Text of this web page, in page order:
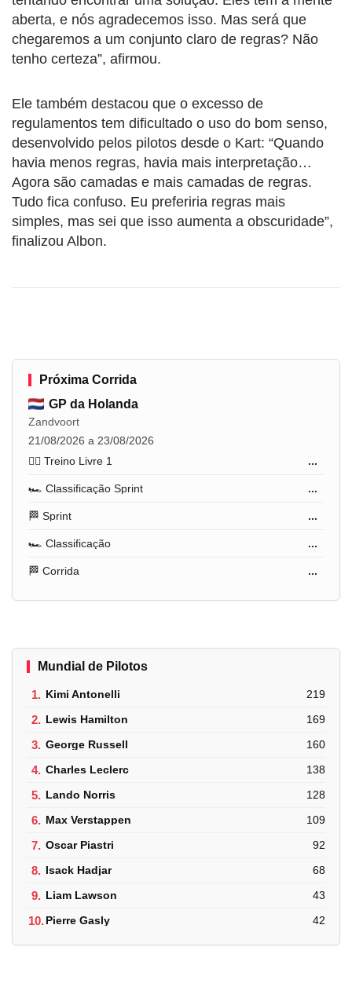
aberta, e nós agradecemos isso. Mas será que
chegaremos a um conjunto claro de regras? Não
tenho certeza”, afirmou.
Ele também destacou que o excesso de
regulamentos tem dificultado o uso do bom senso,
desenvolvido pelos pilotos desde o Kart: “Quando
havia menos regras, havia mais interpretação…
Agora são camadas e mais camadas de regras.
Tudo fica confuso. Eu preferiria regras mais
simples, mas sei que isso aumenta a obscuridade”,
finalizou Albon.
Próxima Corrida
GP da Holanda
Zandvoort
21/08/2026 a 23/08/2026
🏋️‍♂️ Treino Livre 1
...
🏎️ Classificação Sprint ...
🏁 Sprint ...
🏎️ Classificação ...
🏁 Corrida ...
Mundial de Pilotos
1. Kimi Antonelli 219
2. Lewis Hamilton 169
3. George Russell 160
4. Charles Leclerc 138
5. Lando Norris 128
6. Max Verstappen 109
7. Oscar Piastri 92
8. Isack Hadjar 68
9. Liam Lawson 43
10.Pierre Gasly 42